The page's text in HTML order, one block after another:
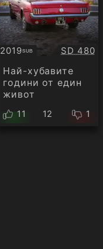
2019SUB
Субтитри Качество:
SD 480
Най-хубавите
години от един
живот
11 12 1